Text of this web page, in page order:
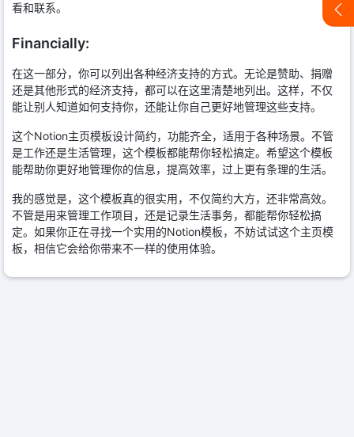
看和联系。
Financially:
在这一部分，你可以列出各种经济支持的方式。无论是赞助、捐赠
还是其他形式的经济支持，都可以在这里清楚地列出。这样，不仅
能让别人知道如何支持你，还能让你自己更好地管理这些支持。
这个Notion主页模板设计简约，功能齐全，适用于各种场景。不管
是工作还是生活管理，这个模板都能帮你轻松搞定。希望这个模板
能帮助你更好地管理你的信息，提高效率，过上更有条理的生活。
我的感觉是，这个模板真的很实用，不仅简约大方，还非常高效。
不管是用来管理工作项目，还是记录生活事务，都能帮你轻松搞
定。如果你正在寻找一个实用的Notion模板，不妨试试这个主页模
板，相信它会给你带来不一样的使用体验。